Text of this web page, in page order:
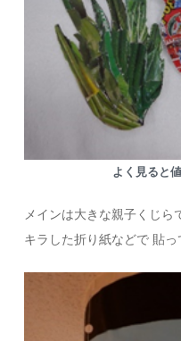
よく見ると
メインは大きな親子くじら
キラした折り紙などで 貼っ